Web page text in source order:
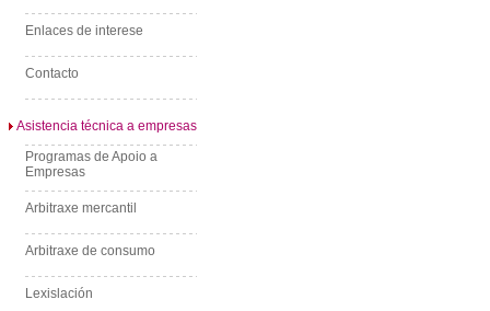
Enlaces de interese
Contacto
Asistencia técnica a empresas
Programas de Apoio a
Empresas
Arbitraxe mercantil
Arbitraxe de consumo
Lexislación